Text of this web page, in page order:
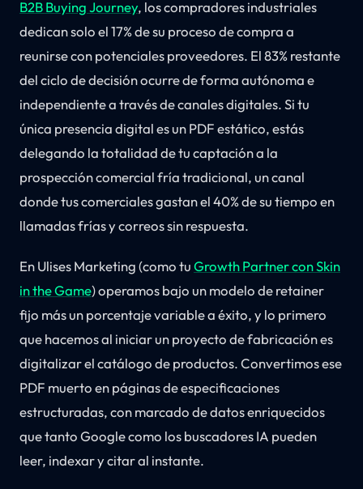
B2B Buying Journey, los compradores industriales
dedican solo el 17% de su proceso de compra a
reunirse con potenciales proveedores. El 83% restante
del ciclo de decisión ocurre de forma autónoma e
independiente a través de canales digitales. Si tu
única presencia digital es un PDF estático, estás
delegando la totalidad de tu captación a la
prospección comercial fría tradicional, un canal
donde tus comerciales gastan el 40% de su tiempo en
llamadas frías y correos sin respuesta.
En Ulises Marketing (como tuGrowth Partner con Skin
in the Game) operamos bajo un modelo de retainer
fijo más un porcentaje variable a éxito, y lo primero
que hacemos al iniciar un proyecto de fabricación es
digitalizar el catálogo de productos. Convertimos ese
PDF muerto en páginas de especificaciones
estructuradas, con marcado de datos enriquecidos
que tanto Google como los buscadores IA pueden
leer, indexar y citar al instante.